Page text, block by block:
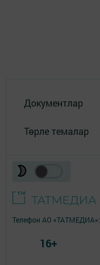
Документлар
Төрле темалар
Телефон АО «ТАТМЕДИА»:
16+